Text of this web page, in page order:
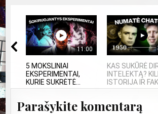
11:00
5 MOKSLINIAI
EKSPERIMENTAI,
KURIE SUKRĖTĖ...
KAS SUKŪRĖ
INTELEKTĄ?
ISTORIJA IR
Parašykite komentarą